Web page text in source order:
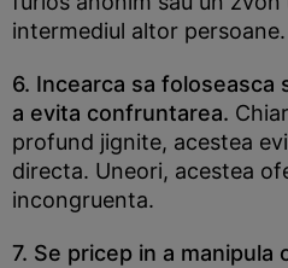
intermediul altor persoane.
6. Incearca sa
a evita confruntarea.
profund jignite, acestea
directa. Uneori, acestea
incongruenta.
7. Se pricep in a manipula